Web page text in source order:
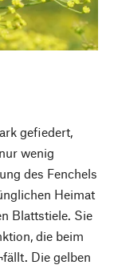
gefiedert,
wenig
des Fenchels
Heimat
Blattstiele. Sie
die beim
Die gelben